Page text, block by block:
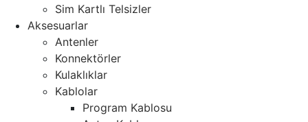
Sim Kartlı Telsizler
Aksesuarlar
Antenler
Konnektörler
Kulaklıklar
Kablolar
Program Kablosu